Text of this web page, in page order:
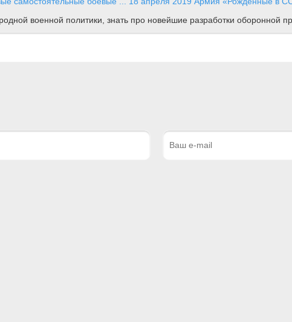
военной политики, знать про новейшие разработки